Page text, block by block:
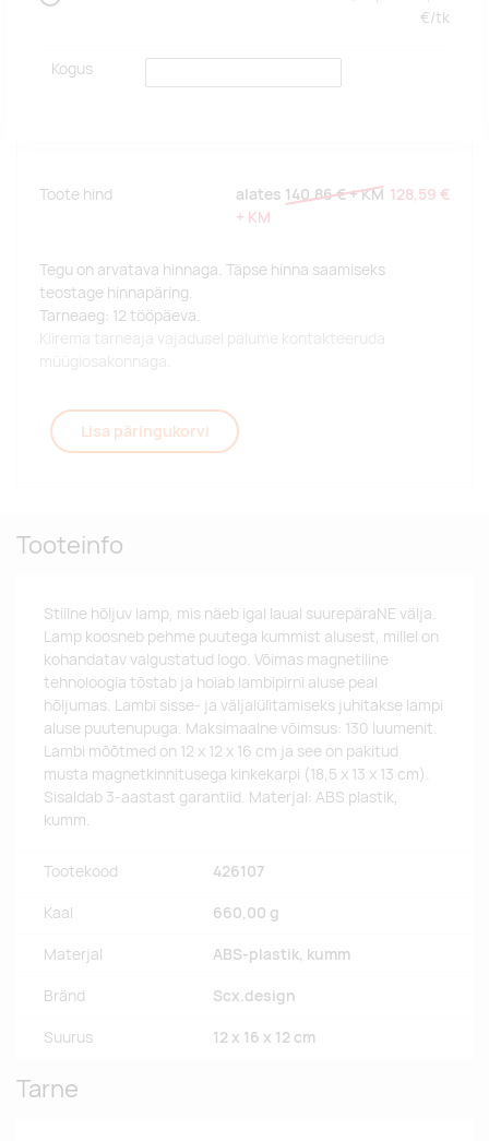
€/tk
Kogus
Toote hind alates 140,86 €+ KM 128,59 €
+ KM
Tegu on arvatava hinnaga. Täpse hinna saamiseks
teostage hinnapäring.
Tarneaeg: 12 tööpäeva.
Kiirema tarneaja vajadusel palume kontakteeruda
müügiosakonnaga.
Lisa päringukorvi
Tooteinfo
Stiilne hõljuv lamp, mis näeb igal laual suurepäraNE välja.
Lamp koosneb pehme puutega kummist alusest, millel on
kohandatav valgustatud logo. Võimas magnetiline
tehnoloogia tõstab ja hoiab lambipirni aluse peal
hõljumas. Lambi sisse- ja väljalülitamiseks juhitakse lampi
aluse puutenupuga. Maksimaalne võimsus: 130 luumenit.
Lambi mõõtmed on 12 x 12 x 16 cm ja see on pakitud
musta magnetkinnitusega kinkekarpi (18,5 x 13 x 13 cm).
Sisaldab 3-aastast garantiid. Materjal: ABS plastik,
kumm.
Tootekood 426107
Kaal 660,00 g
Materjal ABS-plastik, kumm
Bränd Scx.design
Suurus 12 x 16 x 12 cm
Tarne